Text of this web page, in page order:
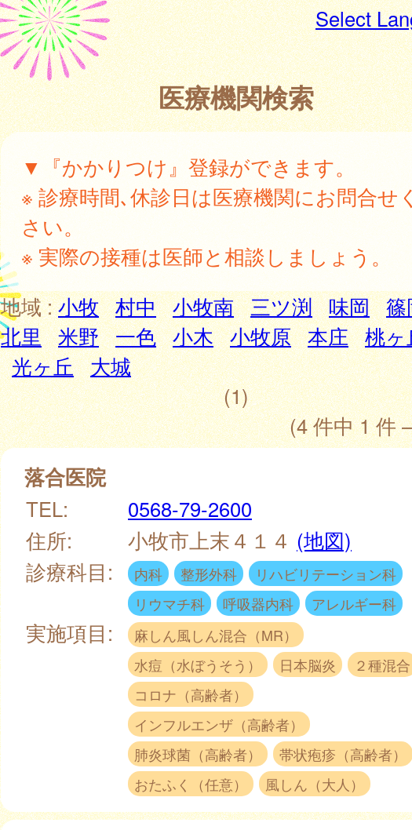
Select
医療機関検索
▼『かかりつけ』登録ができます。
※ 診療時間､休診日は医療機関にお問合せ
さい。
※ 実際の接種は医師と相談しましょう。
地域 :小牧 村中 小牧南 三ツ渕 味岡 篠
北里 米野 一色 小木 小牧原 本庄 桃ヶ
光ヶ丘 大城
(1)
(4 件中 1 件
落合医院
TEL:
0568-79-2600
住所:
小牧市上末４１４ (地図)
診療科目:
内科 整形外科
リハビリテーション科
リウマチ科
呼吸器内科 アレルギー科
実施項目:
麻しん風しん混合（MR）
水痘（水ぼうそう）
日本脳炎
２種混合
コロナ（高齢者）
インフルエンザ（高齢者）
肺炎球菌（高齢者）
帯状疱疹（高齢者）
おたふく（任意）
風しん（大人）